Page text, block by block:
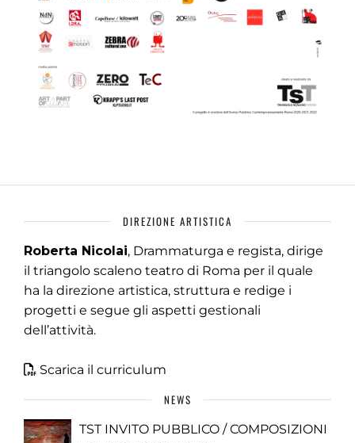
DIREZIONE ARTISTICA
Roberta Nicolai, Drammaturga e regista, dirige
il triangolo scaleno teatro di Roma per il quale
ha la direzione artistica, struttura e redige i
progetti e segue gli aspetti gestionali
dell’attività.
Scarica il curriculum
NEWS
TST INVITO PUBBLICO / COMPOSIZIONI